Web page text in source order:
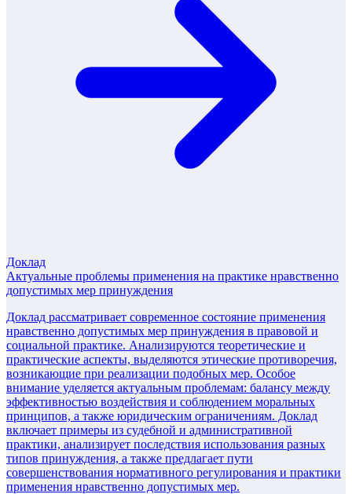
Доклад
Актуальные проблемы применения на практике нравственно
допустимых мер принуждения
Доклад рассматривает современное состояние применения
нравственно допустимых мер принуждения в правовой и
социальной практике. Анализируются теоретические и
практические аспекты, выделяются этические противоречия,
возникающие при реализации подобных мер. Особое
внимание уделяется актуальным проблемам: балансу между
эффективностью воздействия и соблюдением моральных
принципов, а также юридическим ограничениям. Доклад
включает примеры из судебной и административной
практики, анализирует последствия использования разных
типов принуждения, а также предлагает пути
совершенствования нормативного регулирования и практики
применения нравственно допустимых мер.